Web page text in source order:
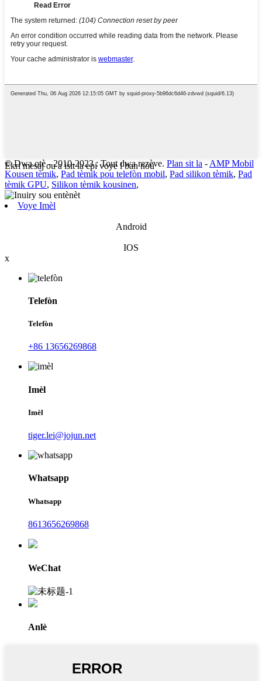
Ekri mesaj ou a isit la epi voye l ban nou
© Dwa otè - 2010-2023 : Tout dwa rezève. Plan sit la - AMP Mobil
Kousen tèmik, Pad tèmik pou telefòn mobil, Pad silikon tèmik, Pad
tèmik GPU, Silikon tèmik kousinen,
Voye Imèl
Android
IOS
x
Telefòn
Telefòn
+86 13656269868
Imèl
Imèl
tiger.lei@jojun.net
Whatsapp
Whatsapp
8613656269868
WeChat
Anlè